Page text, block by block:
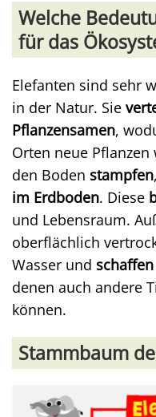
Welche
für das
Elefanten sind sehr
in der Natur. Sie
Pflanzensamen,
Orten neue
den Boden stampfen
im Erdboden. Diese
und Lebensraum.
oberflächlich
Wasser und
denen auch andere
können.
Stammbaum